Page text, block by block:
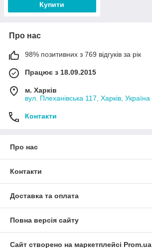
Купити
Про нас
98% позитивних з 769 відгуків за рік
Працює з 18.09.2015
м. Харків
вул. Плеханівська 117, Харків, Україна
Контакти
Про нас
Контакти
Доставка та оплата
Повна версія сайту
Сайт створено на маркетплейсі Prom.ua